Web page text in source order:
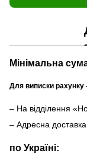
Мінімальна
Для виписки рахунку
– На відділення
– Адресна
по Україні: